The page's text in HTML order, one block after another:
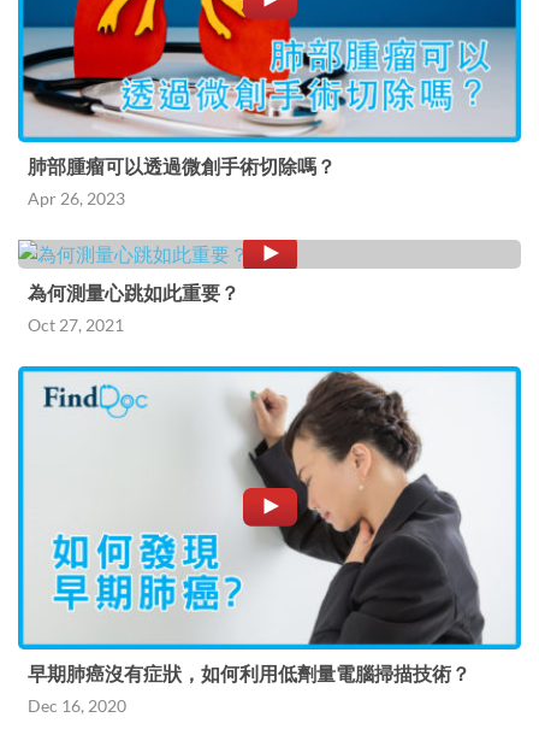
肺部腫瘤可以透過微創手術切除嗎？
Apr 26, 2023
為何測量心跳如此重要？
Oct 27, 2021
早期肺癌沒有症狀，如何利用低劑量電腦掃描技術？
Dec 16, 2020